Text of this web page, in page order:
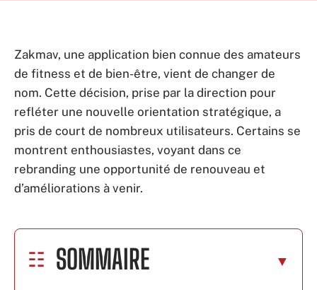
Zakmav, une application bien connue des amateurs
de fitness et de bien-être, vient de changer de
nom. Cette décision, prise par la direction pour
refléter une nouvelle orientation stratégique, a
pris de court de nombreux utilisateurs. Certains se
montrent enthousiastes, voyant dans ce
rebranding une opportunité de renouveau et
d’améliorations à venir.
SOMMAIRE